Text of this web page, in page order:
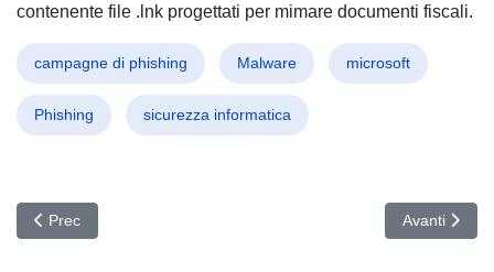
contenente file .lnk progettati per mimare documenti fiscali.
campagne di phishing Malware microsoft
Phishing sicurezza informatica
Articolo precedente: Attacco Hacker ClickFix: Lazarus Group
Prec Articolo
Avanti